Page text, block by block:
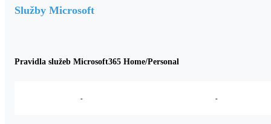
Služby Microsoft
Pravidla služeb Microsoft365 Home/Personal
- -